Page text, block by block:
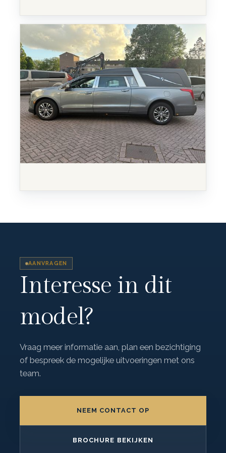
AANVRAGEN
Interesse in dit
model?
Vraag meer informatie aan, plan een bezichtiging
of bespreek de mogelijke uitvoeringen met ons
team.
NEEM CONTACT OP
BROCHURE BEKIJKEN